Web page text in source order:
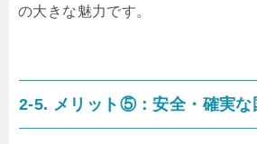
の大きな魅力です。
2-5. メリット⑤：安全・確実な